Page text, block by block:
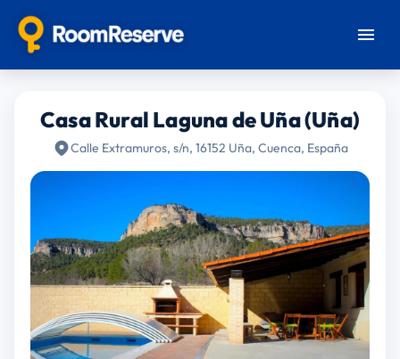
Casa Rural Laguna de Uña (Uña)
Calle Extramuros, s/n, 16152 Uña, Cuenca, España